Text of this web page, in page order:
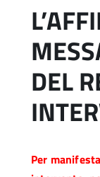
DEL
Per